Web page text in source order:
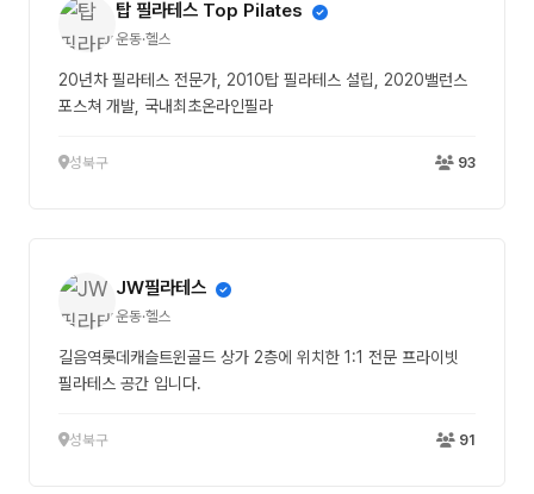
탑 필라테스 Top Pilates
운동·헬스
20년차 필라테스 전문가, 2010탑 필라테스 설립, 2020밸런스
포스쳐 개발, 국내최초온라인필라
성북구 93
JW필라테스
운동·헬스
길음역롯데캐슬트윈골드 상가 2층에 위치한 1:1 전문 프라이빗
필라테스 공간 입니다.
성북구 91